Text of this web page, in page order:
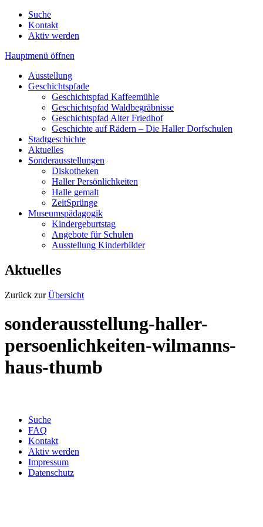
Suche
Kontakt
Aktiv werden
Hauptmenü öffnen
Ausstellung
Geschichtspfade
Geschichtspfad Kaffeemühle
Geschichtspfad Waldbegräbnisse
Geschichtspfad Alter Friedhof
Geschichte auf Rädern – Die Haller Dorfschulen
Stadtgeschichte
Aktuelles
Sonderausstellungen
Diskotheken
Haller Persönlichkeiten
Halle gemalt
ZeitSprünge
Museumspädagogik
Kindergeburtstag
Angebote für Schulen
Ausstellung Kinderbilder
Aktuelles
Zurück zurÜbersicht
sonderausstellung-haller-
persoenlichkeiten-wilmanns-
haus-thumb
Suche
FAQ
Kontakt
Aktiv werden
Impressum
Datenschutz